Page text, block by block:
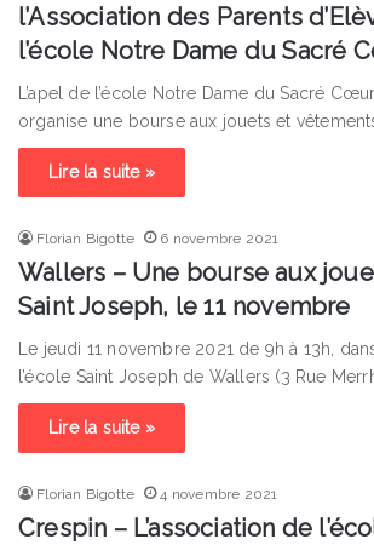
l’Association des Parents
l’école Notre Dame du Sacré
L’apel de l’école Notre Dame du Sacré
organise une bourse aux jouets et
Lire la suite »
Florian Bigotte 6 novembre 2021
Wallers – Une bourse aux
Saint Joseph, le 11 novembre
Le jeudi 11 novembre 2021 de 9h à 13h,
l’école Saint Joseph de Wallers (3 Rue
Lire la suite »
Florian Bigotte 4 novembre 2021
Crespin – L’association de